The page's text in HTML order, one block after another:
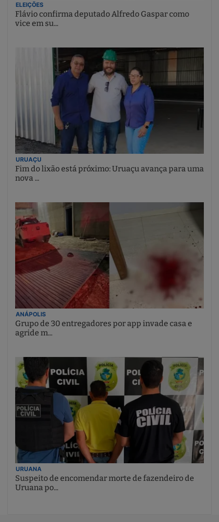
ELEIÇÕES
Flávio confirma deputado Alfredo Gaspar como
vice em su...
URUAÇU
Fim do lixão está próximo: Uruaçu avança para uma
nova ...
ANÁPOLIS
Grupo de 30 entregadores por app invade casa e
agride m...
URUANA
Suspeito de encomendar morte de fazendeiro de
Uruana po...